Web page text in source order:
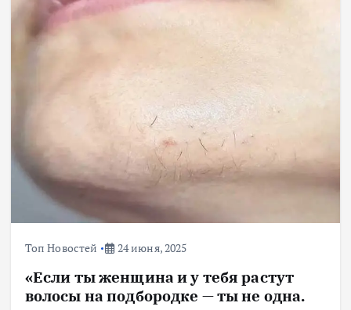
Топ Новостей 24 июня, 2025
«Если ты женщина и у тебя растут
волосы на подбородке — ты не одна.